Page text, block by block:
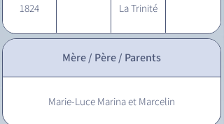
1824 La Trinité
Mère / Père / Parents
Marie-Luce Marina et Marcelin